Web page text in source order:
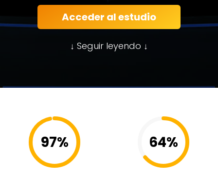
Acceder al estudio
↓ Seguir leyendo ↓
97% 64%